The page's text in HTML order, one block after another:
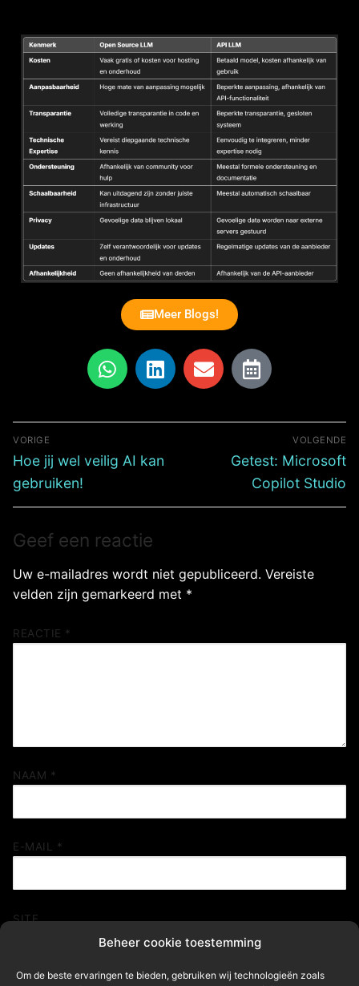
Beheer cookie toestemming
Om de beste ervaringen te bieden, gebruiken wij technologieën zoals
Meer Blogs!
VORIGE
Hoe jij wel veilig AI kan
gebruiken!
VOLGENDE
Getest: Microsoft
Copilot Studio
Geef een reactie
Uw e-mailadres wordt niet gepubliceerd. Vereiste
velden zijn gemarkeerd met *
REACTIE *
NAAM *
E-MAIL *
SITE